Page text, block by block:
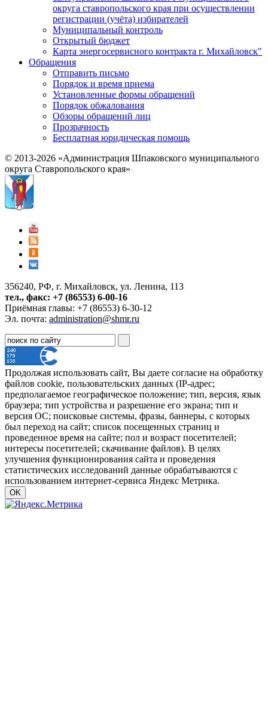
округа ставропольского края при осуществлении
регистрации (учёта) избирателей
Муниципальный контроль
Открытый бюджет
Карта энергосервисного контракта г. Михайловск"
Обращения
Отправить письмо
Порядок и время приема
Установленные формы обращений
Порядок обжалования
Обзоры обращений лиц
Прозрачность
Бесплатная юридическая помощь
© 2013-2026 «Администрация Шпаковского муниципального
округа Ставропольского края»
356240, РФ, г. Михайловск, ул. Ленина, 113
тел., факс: +7 (86553) 6-00-16
Приёмная главы: +7 (86553) 6-30-12
Эл. почта: administration@shmr.ru
Продолжая использовать сайт, Вы даете согласие на обработку
файлов cookie, пользовательских данных (IP-адрес;
предполагаемое географическое положение; тип, версия, язык
браузера; тип устройства и разрешение его экрана; тип и
версия ОС; поисковые системы, фразы, баннеры, с которых
был переход на сайт; список посещенных страниц и
проведенное время на сайте; пол и возраст посетителей;
интересы посетителей; скачивание файлов). В целях
улучшения функционирования сайта и проведения
статистических исследований данные обрабатываются с
использованием интернет-сервиса Яндекс Метрика.
OK